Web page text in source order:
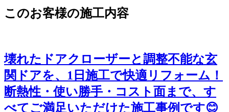
このお客様の施工内容
壊れたドアクローザーと調整不能な玄
関ドアを、1日施工で快適リフォーム！
断熱性・使い勝手・コスト面まで、す
べてご満足いただけた施工事例です😊